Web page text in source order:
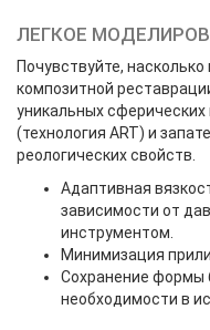
ЛЕГКОЕ
Почувствуйте,
композитной
уникальных
(технология ART) и
реологических свойств.
Адаптивная
зависимости от
инструментом.
Mинимизация
Cохранение формы
необходимости в